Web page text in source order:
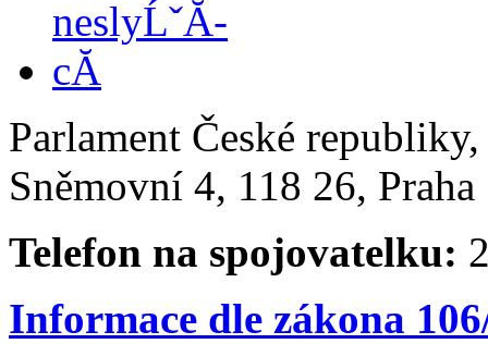
Parlament České
Sněmovní 4, 118 26,
Telefon na spojovatelku:
Informace dle zákona